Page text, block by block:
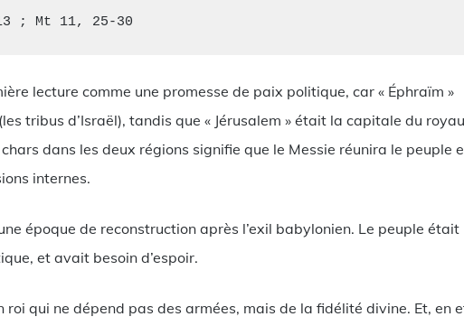
; Mt 11, 25-30
lecture comme une promesse de paix politique, car « Éphraïm »
tribus d’Israël), tandis que « Jérusalem » était la capitale du
dans les deux régions signifie que le Messie réunira le peuple
internes.
époque de reconstruction après l’exil babylonien. Le peuple était
et avait besoin d’espoir.
roi qui ne dépend pas des armées, mais de la fidélité divine. Et, en